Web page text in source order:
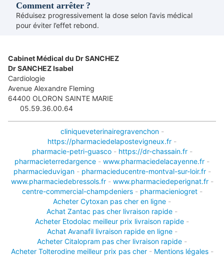
Comment arrêter ?
Réduisez progressivement la dose selon l’avis médical
pour éviter l’effet rebond.
Cabinet Médical du Dr SANCHEZ
Dr SANCHEZ Isabel
Cardiologie
Avenue Alexandre Fleming
64400 OLORON SAINTE MARIE
05.59.36.00.64
cliniqueveterinairegravenchon-
https://pharmaciedelapostevigneux.fr -
pharmacie-petri-guasco- https://dr-chassain.fr-
pharmacieterredargence - www.pharmaciedelacayenne.fr -
pharmacieduvigan- pharmacieducentre-montval-sur-loir.fr-
www.pharmaciedebressols.fr- www.pharmaciedeperignat.fr-
centre-commercial-champdeniers- pharmacieniogret-
Acheter Cytoxan pas cher en ligne -
Achat Zantac pas cher livraison rapide -
Acheter Etodolac meilleur prix livraison rapide -
Achat Avanafil livraison rapide en ligne-
Acheter Citalopram pas cher livraison rapide -
Acheter Tolterodine meilleur prix pas cher- Mentions légales-